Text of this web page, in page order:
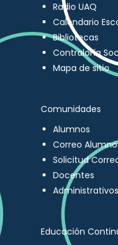
Radio UAQ
Calendario
Bibliotecas
Contraloría
Mapa de sitio
Comunidades
Alumnos
Correo
Solicitud
Docentes
Administrativos
Educación